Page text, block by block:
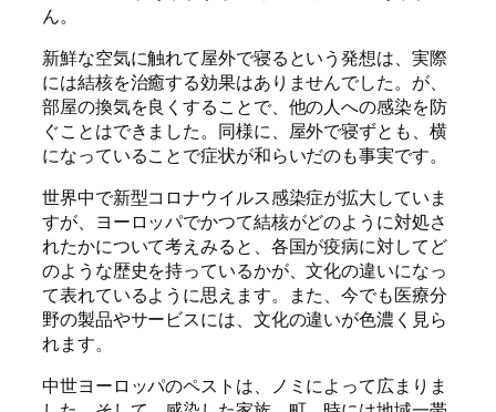
ん。
新鮮な空気に触れて屋外で寝るという発想は、実際
には結核を治癒する効果はありませんでした。が、
部屋の換気を良くすることで、他の人への感染を防
ぐことはできました。同様に、屋外で寝ずとも、横
になっていることで症状が和らいだのも事実です。
世界中で新型コロナウイルス感染症が拡大していま
すが、ヨーロッパでかつて結核がどのように対処さ
れたかについて考えみると、各国が疫病に対してど
のような歴史を持っているかが、文化の違いになっ
て表れているように思えます。また、今でも医療分
野の製品やサービスには、文化の違いが色濃く見ら
れます。
中世ヨーロッパのペストは、ノミによって広まりま